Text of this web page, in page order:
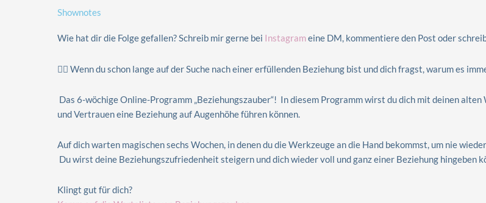
Shownotes
Wie hat dir die Folge gefallen? Schreib mir gerne bei Instagrameine DM, kommentiere den Post oder
🙋‍♀️ Wenn du schon lange auf der Suche nach einer erfüllenden Beziehung bist und dich fragst, warum es
Das 6-wöchige Online-Programm „Beziehungszauber“! In diesem Programm wirst du dich mit deinen
und Vertrauen eine Beziehung auf Augenhöhe führen können.
Auf dich warten magischen sechs Wochen, in denen du die Werkzeuge an die Hand bekommst, um nie
Du wirst deine Beziehungszufriedenheit steigern und dich wieder voll und ganz einer Beziehung hingeben
Klingt gut für dich?